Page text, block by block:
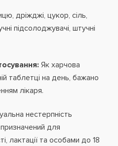
дріжджі, цукор, сіль,
підсолоджувачі, штучні
Як харчова
таблетці на день, бажано
лікаря.
нестерпність
для
лактації та особами до 18